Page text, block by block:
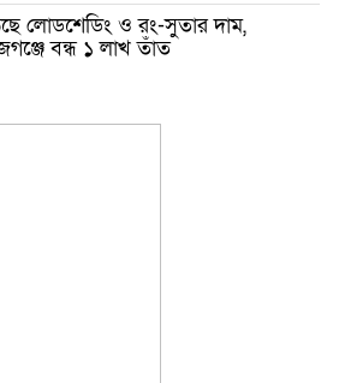
লোডশেডিং ও রং-সুতার দাম,
বন্ধ ১ লাখ তাঁত